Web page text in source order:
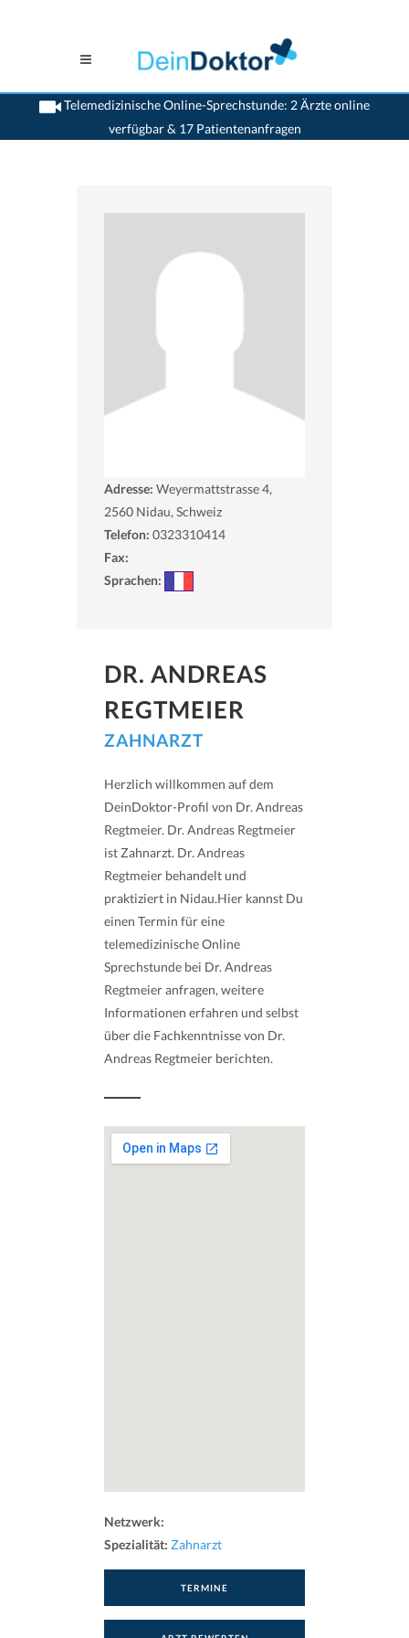
Telemedizinische Online-Sprechstunde: 2 Ärzte online
verfügbar & 17 Patientenanfragen
>Zahnaerzte>Nidau>Dr. Andreas Regtmeier
Adresse: Weyermattstrasse 4,
2560 Nidau, Schweiz
Telefon: 0323310414
Fax:
Sprachen:
DR. ANDREAS
REGTMEIER
ZAHNARZT
Herzlich willkommen auf dem
DeinDoktor-Profil von Dr. Andreas
Regtmeier. Dr. Andreas Regtmeier
ist Zahnarzt. Dr. Andreas
Regtmeier behandelt und
praktiziert in Nidau.Hier kannst Du
einen Termin für eine
telemedizinische Online
Sprechstunde bei Dr. Andreas
Regtmeier anfragen, weitere
Informationen erfahren und selbst
über die Fachkenntnisse von Dr.
Andreas Regtmeier berichten.
Netzwerk:
Spezialität: Zahnarzt
TERMINE